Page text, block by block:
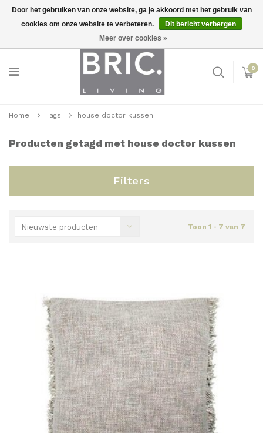
Inloggen
0
Home Tags house doctor kussen
Producten getagd met house doctor kussen
Filters
Nieuwste producten Toon 1 - 7 van 7
Door het gebruiken van onze website, ga je akkoord met het gebruik van
cookies om onze website te verbeteren.
Dit bericht verbergen
Meer over cookies »